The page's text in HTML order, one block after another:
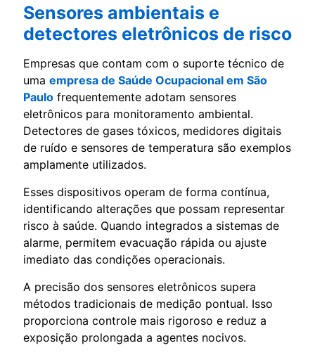
Sensores ambientais e
detectores eletrônicos de risco
Empresas que contam com o suporte técnico de
uma empresa de Saúde Ocupacional em São
Paulo frequentemente adotam sensores
eletrônicos para monitoramento ambiental.
Detectores de gases tóxicos, medidores digitais
de ruído e sensores de temperatura são exemplos
amplamente utilizados.
Esses dispositivos operam de forma contínua,
identificando alterações que possam representar
risco à saúde. Quando integrados a sistemas de
alarme, permitem evacuação rápida ou ajuste
imediato das condições operacionais.
A precisão dos sensores eletrônicos supera
métodos tradicionais de medição pontual. Isso
proporciona controle mais rigoroso e reduz a
exposição prolongada a agentes nocivos.